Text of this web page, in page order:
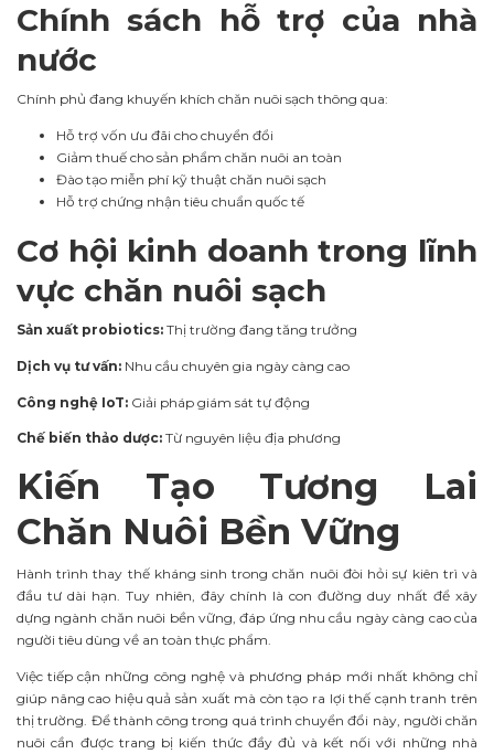
Chính sách hỗ trợ của nhà
nước
Chính phủ đang khuyến khích chăn nuôi sạch thông qua:
Hỗ trợ vốn ưu đãi cho chuyển đổi
Giảm thuế cho sản phẩm chăn nuôi an toàn
Đào tạo miễn phí kỹ thuật chăn nuôi sạch
Hỗ trợ chứng nhận tiêu chuẩn quốc tế
Cơ hội kinh doanh trong lĩnh
vực chăn nuôi sạch
Sản xuất probiotics: Thị trường đang tăng trưởng
Dịch vụ tư vấn: Nhu cầu chuyên gia ngày càng cao
Công nghệ IoT: Giải pháp giám sát tự động
Chế biến thảo dược: Từ nguyên liệu địa phương
Kiến Tạo Tương Lai
Chăn Nuôi Bền Vững
Hành trình thay thế kháng sinh trong chăn nuôi đòi hỏi sự kiên trì và
đầu tư dài hạn. Tuy nhiên, đây chính là con đường duy nhất để xây
dựng ngành chăn nuôi bền vững, đáp ứng nhu cầu ngày càng cao của
người tiêu dùng về an toàn thực phẩm.
Việc tiếp cận những công nghệ và phương pháp mới nhất không chỉ
giúp nâng cao hiệu quả sản xuất mà còn tạo ra lợi thế cạnh tranh trên
thị trường. Để thành công trong quá trình chuyển đổi này, người chăn
nuôi cần được trang bị kiến thức đầy đủ và kết nối với những nhà